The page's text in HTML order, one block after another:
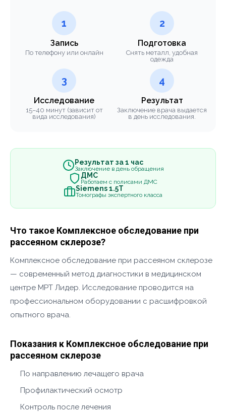
1
Запись
По телефону или онлайн
2
Подготовка
Снять металл, удобная
одежда
3
Исследование
15–40 минут (зависит от
вида исследования)
4
Результат
Заключение врача выдается
в день исследования.
Результат за 1 час
Заключение в день обращения
ДМС
Работаем с полисами ДМС
Siemens 1.5Т
Томографы экспертного класса
Что такое Комплексное обследование при
рассеяном склерозе?
Комплексное обследование при рассеяном склерозе
— современный метод диагностики в медицинском
центре МРТ Лидер. Исследование проводится на
профессиональном оборудовании с расшифровкой
опытного врача.
Показания к Комплексное обследование при
рассеяном склерозе
По направлению лечащего врача
Профилактический осмотр
Контроль после лечения